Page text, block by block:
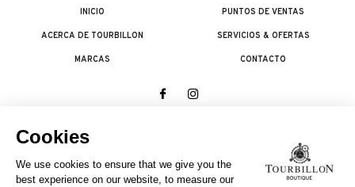
INICIO
ACERCA DE TOURBILLON
MARCAS
PUNTOS DE VENTAS
SERVICIOS & OFERTAS
CONTACTO